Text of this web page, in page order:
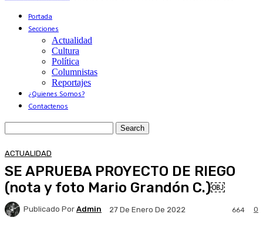
Portada
Secciones
Actualidad
Cultura
Política
Columnistas
Reportajes
¿Quienes Somos?
Contactenos
ACTUALIDAD
SE APRUEBA PROYECTO DE RIEGO
(nota y foto Mario Grandón C.)￼
Publicado Por Admin 27 De Enero De 2022 0
664